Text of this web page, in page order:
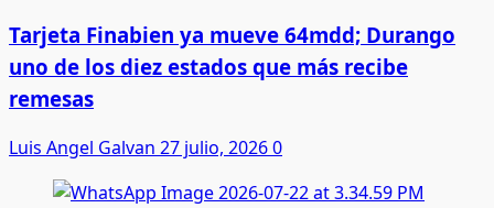
Tarjeta Finabien ya mueve 64mdd; Durango
uno de los diez estados que más recibe
remesas
Luis Angel Galvan 27 julio, 20260